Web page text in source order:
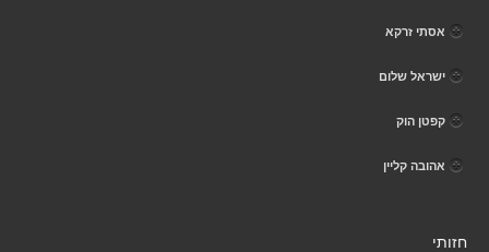
אסתי זרקא
ישראל שלום
קפטן הוק
אהובה קליין
חזותי